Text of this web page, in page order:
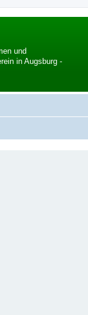
und
in Augsburg -